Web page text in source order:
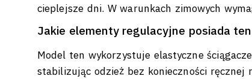
cieplejsze dni. W warunkach zimowych
Jakie elementy regulacyjne posiada
Model ten wykorzystuje elastyczne
stabilizując odzież bez konieczności ręcznej